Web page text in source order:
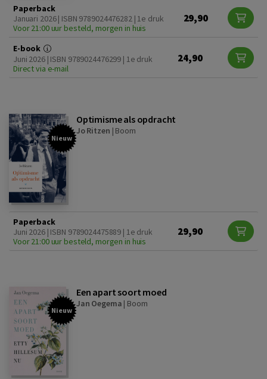
Paperback
Januari 2026 | ISBN 9789024476282 | 1e druk
Voor 21:00 uur besteld, morgen in huis
29,90
E-book
Juni 2026 | ISBN 9789024476299 | 1e druk
Direct via e-mail
24,90
Nieuw
Optimisme als opdracht
Jo Ritzen | Boom
Paperback
Juni 2026 | ISBN 9789024475889 | 1e druk
Voor 21:00 uur besteld, morgen in huis
29,90
Nieuw
Een apart soort moed
Jan Oegema | Boom